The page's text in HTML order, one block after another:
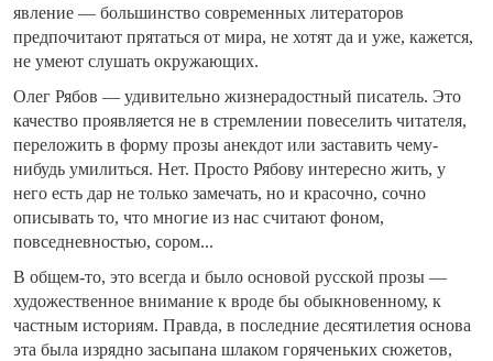
явление — большинство современных литераторов
предпочитают прятаться от мира, не хотят да и уже, кажется,
не умеют слушать окружающих.
Олег Рябов — удивительно жизнерадостный писатель. Это
качество проявляется не в стремлении повеселить читателя,
переложить в форму прозы анекдот или заставить чему-
нибудь умилиться. Нет. Просто Рябову интересно жить, у
него есть дар не только замечать, но и красочно, сочно
описывать то, что многие из нас считают фоном,
повседневностью, сором...
В общем-то, это всегда и было основой русской прозы —
художественное внимание к вроде бы обыкновенному, к
частным историям. Правда, в последние десятилетия основа
эта была изрядно засыпана шлаком горяченьких сюжетов,